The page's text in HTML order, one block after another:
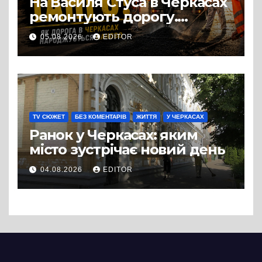
ремонтують дорогу.
Роботи ведуться на ділянці
від провулка Івана Сірка до
вулиці Надпільної
05.08.2026 EDITOR
TV СЮЖЕТ БЕЗ КОМЕНТАРІВ ЖИТТЯ У ЧЕРКАСАХ
Ранок у Черкасах: яким
місто зустрічає новий день
04.08.2026 EDITOR